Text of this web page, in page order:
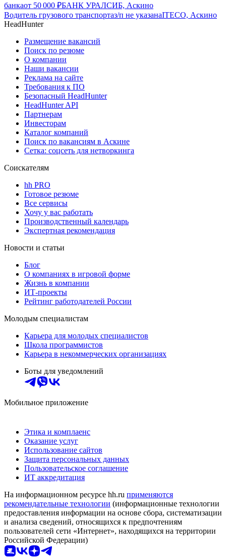
банкаот 50 000 ₽БАНК УРАЛСИБ, Аскино
Водитель грузового транспортаз/п не указанаITECO, Аскино
HeadHunter
Размещение вакансий
Поиск по резюме
О компании
Наши вакансии
Реклама на сайте
Требования к ПО
Безопасный HeadHunter
HeadHunter API
Партнерам
Инвесторам
Каталог компаний
Поиск по вакансиям в Аскине
Сетка: соцсеть для нетворкинга
Соискателям
hh PRO
Готовое резюме
Все сервисы
Хочу у вас работать
Производственный календарь
Экспертная рекомендация
Новости и статьи
Блог
О компаниях в игровой форме
Жизнь в компании
ИТ-проекты
Рейтинг работодателей России
Молодым специалистам
Карьера для молодых специалистов
Школа программистов
Карьера в некоммерческих организациях
Боты для уведомлений
Мобильное приложение
Этика и комплаенс
Оказание услуг
Использование сайтов
Защита персональных данных
Пользовательское соглашение
ИТ аккредитация
На информационном ресурсе hh.ru применяются
рекомендательные технологии (информационные технологии
предоставления информации на основе сбора, систематизации
и анализа сведений, относящихся к предпочтениям
пользователей сети «Интернет», находящихся на территории
Российской Федерации)